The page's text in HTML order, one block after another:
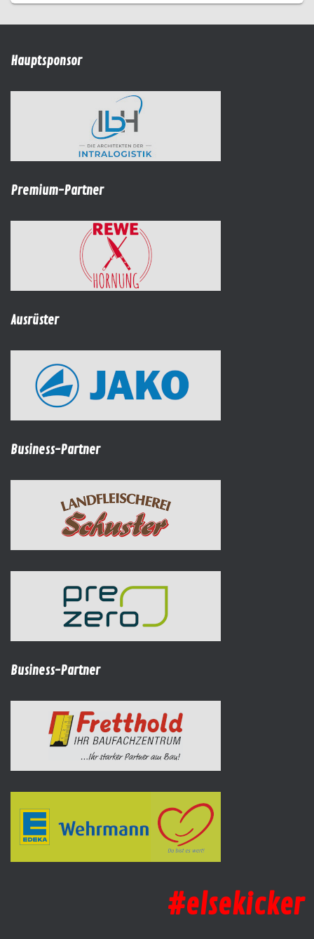
Hauptsponsor
Premium-Partner
Ausrüster
Business-Partner
Business-Partner
#elsekicker